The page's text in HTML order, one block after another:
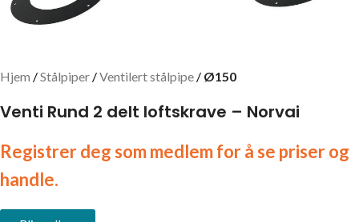
Hjem Stålpiper Ventilert stålpipe Ø150
Venti Rund 2 delt loftskrave – Norvai
Registrer deg som medlem for å se priser og
handle.